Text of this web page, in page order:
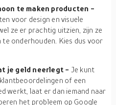
te maken producten -
voor design en visuele
ze er prachtig uitzien, zijn ze
onderhouden. Kies dus voor
je geld neerlegt - Je kunt
of een
werkt, laat er dan iemand naar
het probleem op Google